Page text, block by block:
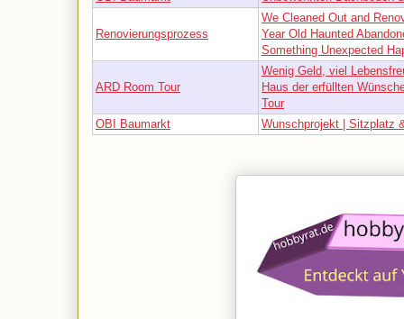
Renovierungsprozess
We Cleaned Out and
Year Old Haunted
Something Unexpected
ARD Room Tour
Wenig Geld, viel
Haus der erfüllten
Tour
OBI Baumarkt
Wunschprojekt | Sitzplatz